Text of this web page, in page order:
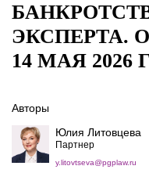
ЭКСПЕРТА.
14 МАЯ 2026
Авторы
Юлия Литовцева
Партнер
y.litovtseva@pgplaw.ru